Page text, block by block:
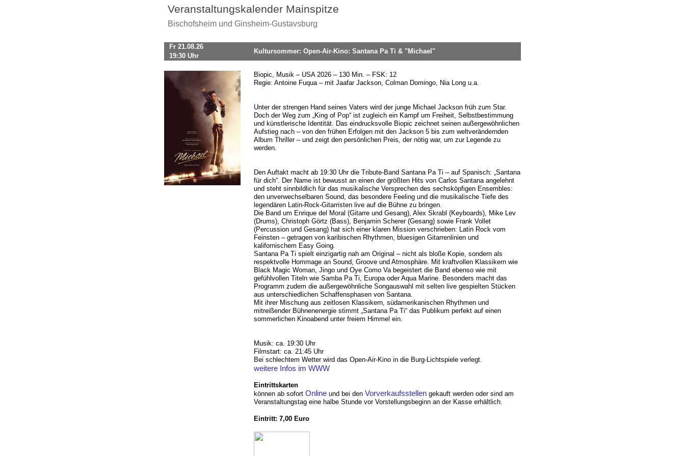
Veranstaltungskalender Mainspitze
Bischofsheim und Ginsheim-Gustavsburg
Fr 21.08.26
19:30 Uhr
Kultursommer: Open-Air-Kino: Santana Pa Ti & "Michael"
Biopic, Musik – USA 2026 – 130 Min. – FSK: 12
Regie: Antoine Fuqua – mit Jaafar Jackson, Colman Domingo, Nia Long u.a.
Unter der strengen Hand seines Vaters wird der junge Michael Jackson früh zum Star.
Doch der Weg zum „King of Pop“ ist zugleich ein Kampf um Freiheit, Selbstbestimmung
und künstlerische Identität. Das eindrucksvolle Biopic zeichnet seinen außergewöhnlichen
Aufstieg nach – von den frühen Erfolgen mit den Jackson 5 bis zum weltverändernden
Album Thriller – und zeigt den persönlichen Preis, der nötig war, um zur Legende zu
werden.
Den Auftakt macht ab 19:30 Uhr die Tribute-Band Santana Pa Ti – auf Spanisch: „Santana
für dich“. Der Name ist bewusst an einen der größten Hits von Carlos Santana angelehnt
und steht sinnbildlich für das musikalische Versprechen des sechsköpfigen Ensembles:
den unverwechselbaren Sound, das besondere Feeling und die musikalische Tiefe des
legendären Latin-Rock-Gitarristen live auf die Bühne zu bringen.
Die Band um Enrique del Moral (Gitarre und Gesang), Alex Skrabl (Keyboards), Mike Lev
(Drums), Christoph Görtz (Bass), Benjamin Scherer (Gesang) sowie Frank Vollet
(Percussion und Gesang) hat sich einer klaren Mission verschrieben: Latin Rock vom
Feinsten – getragen von karibischen Rhythmen, bluesigen Gitarrenlinien und
kalifornischem Easy Going.
Santana Pa Ti spielt einzigartig nah am Original – nicht als bloße Kopie, sondern als
respektvolle Hommage an Sound, Groove und Atmosphäre. Mit kraftvollen Klassikern wie
Black Magic Woman, Jingo und Oye Como Va begeistert die Band ebenso wie mit
gefühlvollen Titeln wie Samba Pa Ti, Europa oder Aqua Marine. Besonders macht das
Programm zudem die außergewöhnliche Songauswahl mit selten live gespielten Stücken
aus unterschiedlichen Schaffensphasen von Santana.
Mit ihrer Mischung aus zeitlosen Klassikern, südamerikanischen Rhythmen und
mitreißender Bühnenenergie stimmt „Santana Pa Ti“ das Publikum perfekt auf einen
sommerlichen Kinoabend unter freiem Himmel ein.
Musik: ca. 19:30 Uhr
Filmstart: ca. 21:45 Uhr
Bei schlechtem Wetter wird das Open-Air-Kino in die Burg-Lichtspiele verlegt.
weitere Infos im WWW
Eintrittskarten
können ab sofort Online und bei den Vorverkaufsstellen gekauft werden oder sind am
Veranstaltungstag eine halbe Stunde vor Vorstellungsbeginn an der Kasse erhältlich.
Eintritt: 7,00 Euro